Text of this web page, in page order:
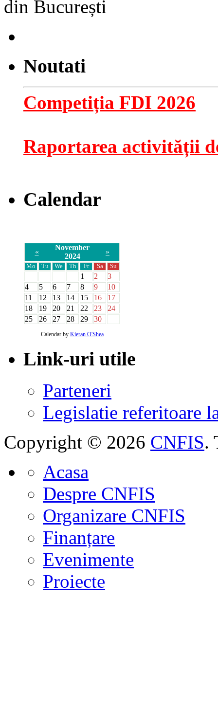
din București
Noutati
Competiția FDI 2026
Raportarea activității
Calendar
«
November
2024
»
Mo Tu We Th Fr Sa Su
1 2
3
4
5 6 7 8 9
10
11
12 13 14 15 16
17
18
19 20 21 22 23
24
25
26 27 28 29 30
Calendar by Kieran O'Shea
Link-uri utile
Parteneri
Legislatie referitoare
Copyright © 2026 CNFIS.
Acasa
Despre CNFIS
Organizare CNFIS
Finanțare
Evenimente
Proiecte